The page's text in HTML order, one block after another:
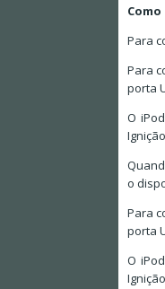
Para
Para
porta
O
o
Para
porta
O